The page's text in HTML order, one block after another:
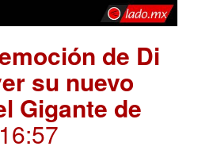
de Di
su nuevo
Gigante de